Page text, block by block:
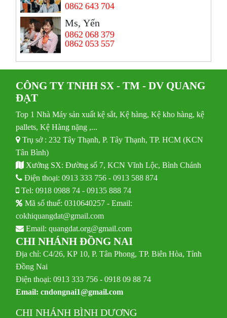
0862 643 704
Ms, Yến
0862 068 379
0862 053 557
CÔNG TY TNHH SX - TM - DV QUANG
ĐẠT
Top 1 Nhà Máy sản xuất kệ sắt, Kệ hàng, Kệ kho hàng, kệ
pallets, Kệ Hàng nặng ,...
Trụ sở : 232 Tây Thạnh, P. Tây Thạnh, TP. HCM (KCN
Tân Bình)
Xưởng SX: Đường số 7, KCN Vĩnh Lộc, Bình Chánh
Điện thoại:0913 333 756 -0913 588 874
Tel:0918 0988 74 -09135 888 74
Mã số thuế: 0310640257 - Email:
cokhiquangdat@gmail.com
Email:quangdat.org@gmail.com
CHI NHÁNH ĐỒNG NAI
Địa chỉ: C4/26, KP 10, P. Tân Phong, TP. Biên Hòa, Tỉnh
Đồng Nai
Điện thoại: 0913 333 756 - 0918 09 88 74
Email:cndongnai1@gmail.com
CHI NHÁNH BÌNH DƯƠNG